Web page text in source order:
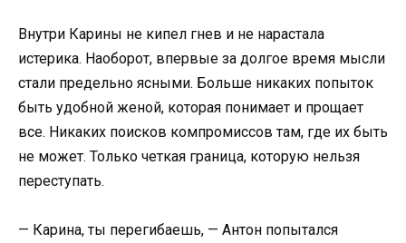
Внутри Карины не кипел гнев и не нарастала
истерика. Наоборот, впервые за долгое время мысли
стали предельно ясными. Больше никаких попыток
быть удобной женой, которая понимает и прощает
все. Никаких поисков компромиссов там, где их быть
не может. Только четкая граница, которую нельзя
переступать.
— Карина, ты перегибаешь, — Антон попытался